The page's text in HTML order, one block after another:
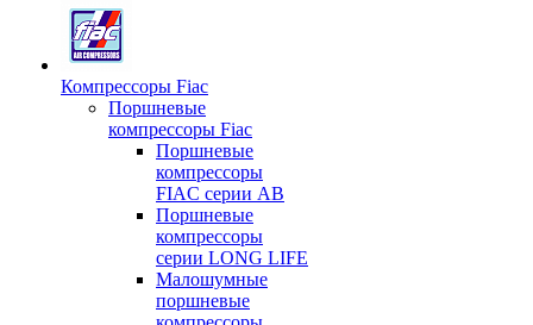
Компрессоры Fiac
Поршневые
компрессоры Fiac
Поршневые
компрессоры
FIAC серии AB
Поршневые
компрессоры
серии LONG LIFE
Малошумные
поршневые